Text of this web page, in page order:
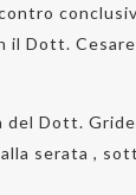
il Dott.
del Dott.
serata ,